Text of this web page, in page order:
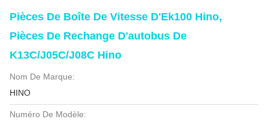
Pièces De Boîte De Vitesse D'Ek100 Hino,
Pièces De Rechange D'autobus De
K13C/J05C/J08C Hino
Nom De Marque:
HINO
Numéro De Modèle: